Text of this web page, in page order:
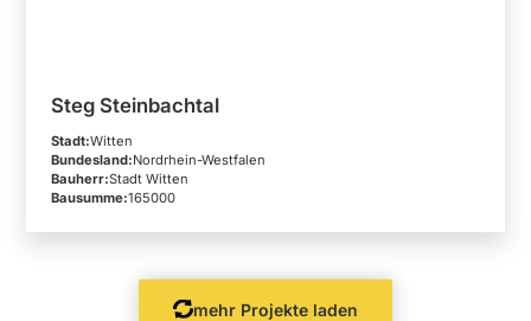
Steg Steinbachtal
Stadt:Witten
Bundesland:Nordrhein-Westfalen
Bauherr:Stadt Witten
Bausumme:165000
mehr Projekte laden